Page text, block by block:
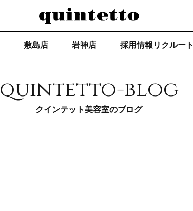
敷島店 岩神店 採用情報リクルート
quintetto-blog
クインテット美容室のブログ